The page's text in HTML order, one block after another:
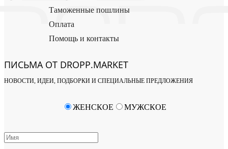
Таможенные пошлины
Оплата
Помощь и контакты
ПИСЬМА ОТ DROPP.MARKET
НОВОСТИ, ИДЕИ, ПОДБОРКИ И СПЕЦИАЛЬНЫЕ ПРЕДЛОЖЕНИЯ
ЖЕНСКОЕ МУЖСКОЕ